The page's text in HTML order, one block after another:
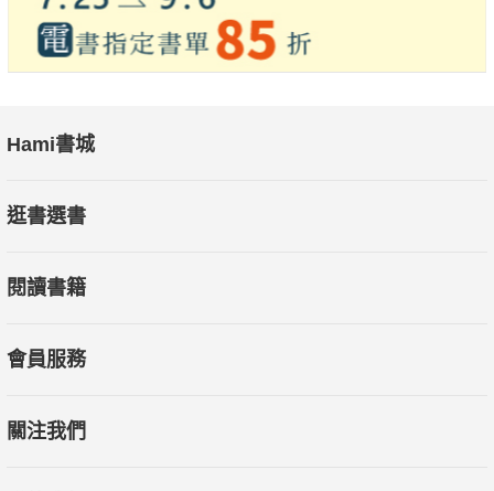
Hami書城
逛書選書
閱讀書籍
會員服務
關注我們